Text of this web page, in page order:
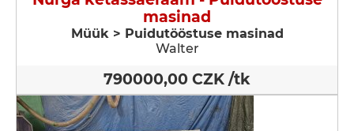
masinad
Müük > Puidutööstuse masinad
Walter
790000,00 CZK /tk